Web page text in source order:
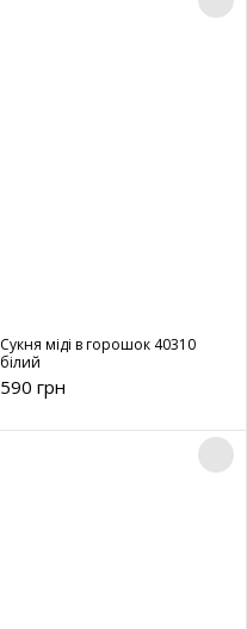
Сукня міді в горошок 40310
білий
590 грн